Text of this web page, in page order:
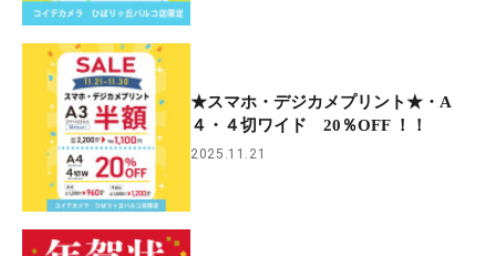
★スマホ・デジカメプリント★・A
４・４切ワイド 20％OFF ！！
2025.11.21